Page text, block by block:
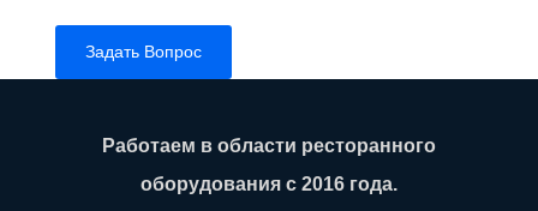
Задать Вопрос
Работаем в области ресторанного
оборудования с 2016 года.